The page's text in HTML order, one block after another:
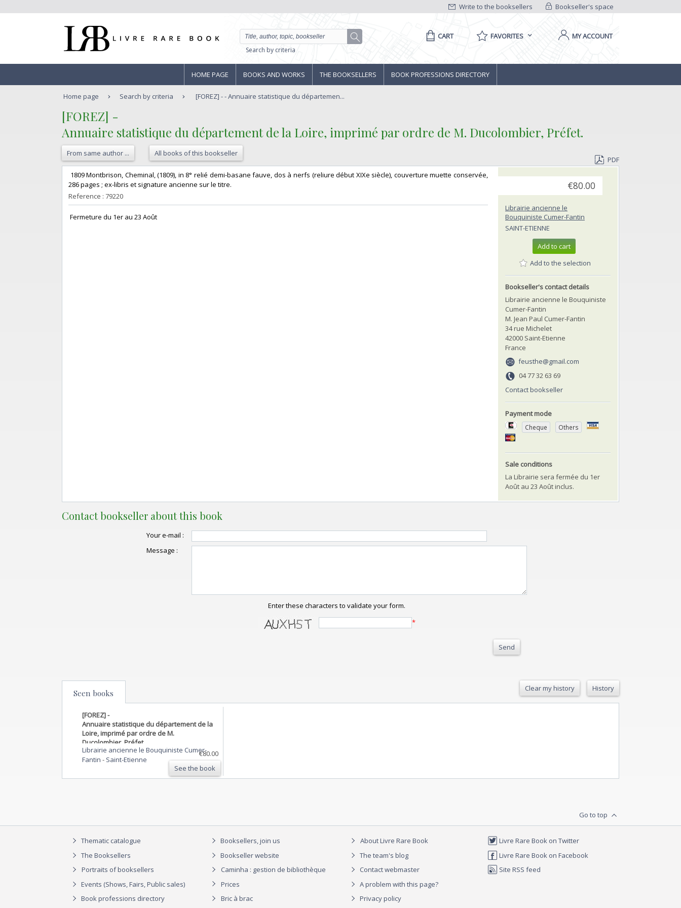
Bookseller's space
Write to the booksellers
Search by criteria
CART FAVORITES MY ACCOUNT
HOME PAGE BOOKS AND WORKS THE BOOKSELLERS BOOK PROFESSIONS DIRECTORY
Home page Search by criteria [FOREZ] - - Annuaire statistique du départemen...
‎[FOREZ] - ‎
‎Annuaire statistique du département de la Loire, imprimé par ordre de M. Ducolombier, Préfet.‎
From same author ... All books of this bookseller
PDF
‎ 1809 Montbrison, Cheminal, (1809), in 8° relié demi-basane fauve, dos à nerfs (reliure début XIXe siècle), couverture muette conservée,
286 pages ; ex-libris et signature ancienne sur le titre. ‎
Reference : 79220
‎ Fermeture du 1er au 23 Août‎
€80.00
Librairie ancienne le
Bouquiniste Cumer-Fantin
SAINT-ETIENNE
Add to cart
Add to the selection
Bookseller's contact details
Librairie ancienne le Bouquiniste
Cumer-Fantin
M. Jean Paul Cumer-Fantin
34 rue Michelet
42000 Saint-Etienne
France
feusthe@gmail.com
04 77 32 63 69
Contact bookseller
Payment mode
Cheque Others
Sale conditions
La Librairie sera fermée du 1er
Août au 23 Août inclus.
Contact bookseller about this book
Your e-mail :
Message :
Enter these characters to validate your form.
*
Send
Seen books Clear my history History
[FOREZ] -
Annuaire statistique du département de la
Loire, imprimé par ordre de M.
Ducolombier, Préfet.
Librairie ancienne le Bouquiniste Cumer-
Fantin - Saint-Etienne
€80.00
See the book
Go to top
Thematic catalogue
The Booksellers
Portraits of booksellers
Events (Shows, Fairs, Public sales)
Book professions directory
Booksellers, join us
Bookseller website
Caminha : gestion de bibliothèque
Prices
Bric à brac
About Livre Rare Book
The team's blog
Contact webmaster
A problem with this page?
Privacy policy
Livre Rare Book on Twitter
Livre Rare Book on Facebook
Site RSS feed